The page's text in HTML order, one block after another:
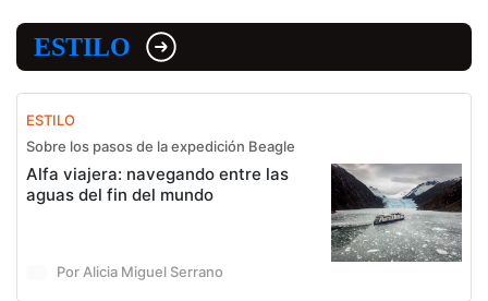
ESTILO
ESTILO
Sobre los pasos de la expedición Beagle
Alfa viajera: navegando entre las
aguas del fin del mundo
Por Alicia Miguel Serrano